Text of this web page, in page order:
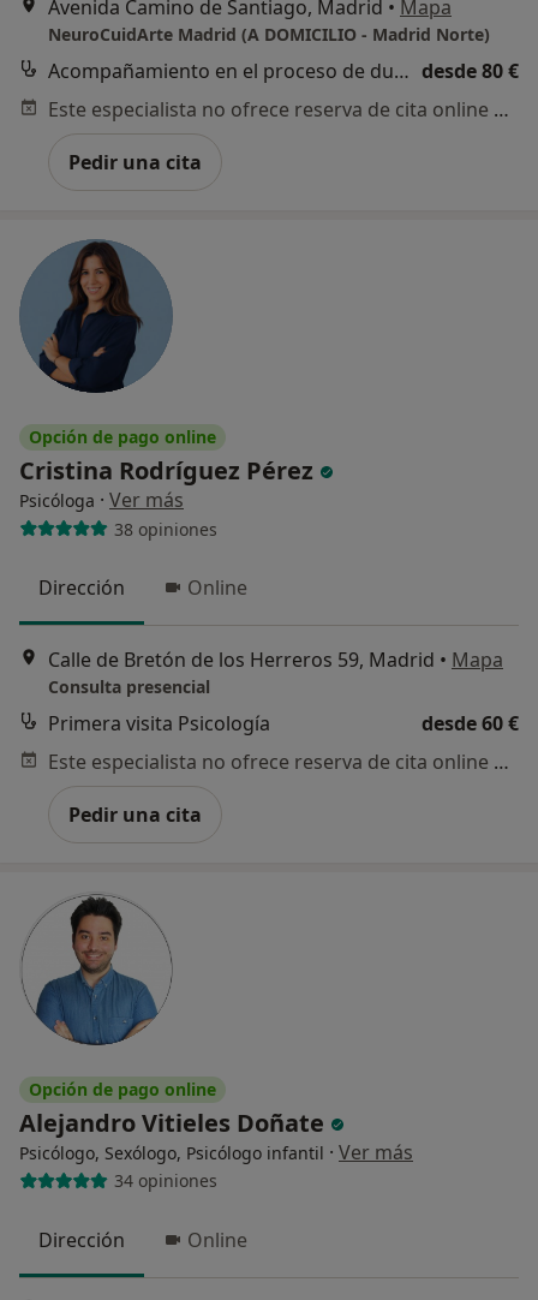
Avenida Camino de Santiago, Madrid • Mapa
NeuroCuidArte Madrid (A DOMICILIO - Madrid Norte)
Acompañamiento en el proceso de duelo desde 80 €
Este especialista no ofrece reserva de cita online en esta dirección.
Pedir una cita
Opción de pago online
Cristina Rodríguez Pérez
Psicóloga · Ver más
38 opiniones
Dirección Online
Calle de Bretón de los Herreros 59, Madrid • Mapa
Consulta presencial
Primera visita Psicología
desde 60 €
Este especialista no ofrece reserva de cita online en esta dirección.
Pedir una cita
Opción de pago online
Alejandro Vitieles Doñate
Psicólogo, Sexólogo, Psicólogo infantil · Ver más
34 opiniones
Dirección Online